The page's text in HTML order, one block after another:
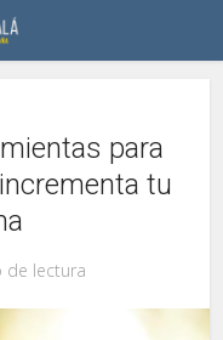
para
tu
de lectura